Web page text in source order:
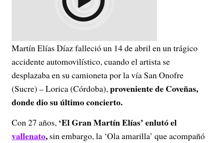
Martín Elías Díaz falleció un 14 de abril en un trágico
accidente automovilístico, cuando el artista se
desplazaba en su camioneta por la vía San Onofre
(Sucre) – Lorica (Córdoba),proveniente de Coveñas,
donde dio su último concierto.
Con 27 años, ‘El Gran Martín Elías’ enlutó el
vallenato, sin embargo, la ‘Ola amarilla’ que acompañó